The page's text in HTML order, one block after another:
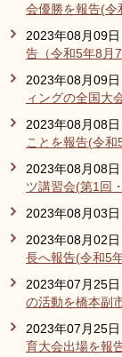
会優勝を報告(令
2023年08月09日
告（令和5年8月7
2023年08月09日
ィングの全国大
2023年08月08日
ことを報告(令和
2023年08月08日
ツ講習会(第1回
2023年08月03日
2023年08月02日
長へ報告(令和5
2023年07月25日
の活動を橋本副
2023年07月25日
育大会出場を報